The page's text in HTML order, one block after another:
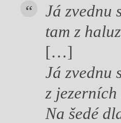
Já zvednu
tam z
[…]
Já zvednu
z
Na šedé